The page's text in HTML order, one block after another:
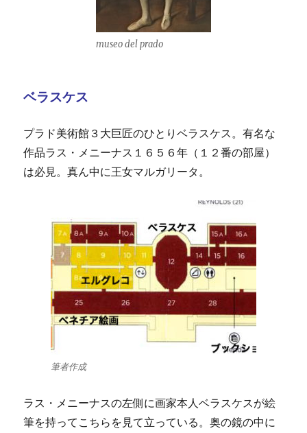
museo del prado
ベラスケス
プラド美術館３大巨匠のひとりベラスケス。有名な
作品ラス・メニーナス１６５６年（１２番の部屋）
は必見。真ん中に王女マルガリータ。
筆者作成
ラス・メニーナスの左側に画家本人ベラスケスが絵
筆を持ってこちらを見て立っている。奥の鏡の中に